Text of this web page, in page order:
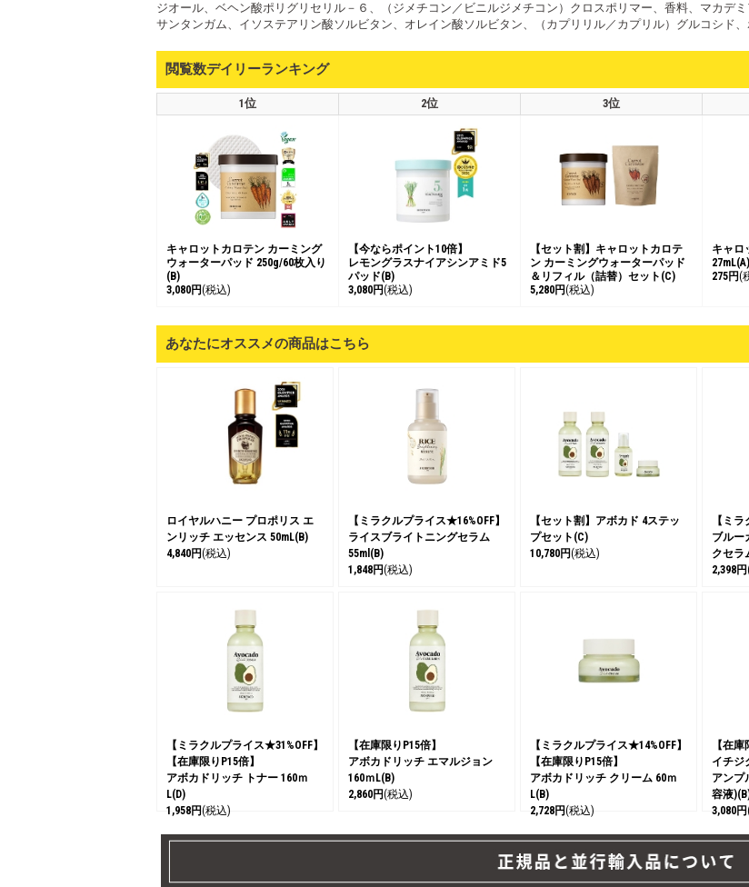
ジオール、ベヘン酸ポリグリセリル－６、（ジメチコン／ビニルジメチコン）クロスポリマー、香料、マカデ
サンタンガム、イソステアリン酸ソルビタン、オレイン酸ソルビタン、（カプリリル／カプリル）グルコシド
閲覧数デイリーランキング
1位 2位 3位
キャロットカロテン カーミング
ウォーターパッド 250g/60枚入り
(B)
3,080円(税込)
【今ならポイント10倍】
レモングラスナイアシンアミド5
パッド(B)
3,080円(税込)
【セット割】キャロットカロテ
ン カーミングウォーターパッド
＆リフィル（詰替）セット(C)
5,280円(税込)
キャロ
27mL(A)
275円(
あなたにオススメの商品はこちら
ロイヤルハニー プロポリス エ
ンリッチ エッセンス 50mL(B)
4,840円(税込)
【ミラクルプライス★16%OFF】
ライスブライトニングセラム
55ml(B)
1,848円(税込)
【セット割】アボカド 4ステッ
プセット(C)
10,780円(税込)
【ミ
ブルー
クセラ
2,398円
【ミラクルプライス★31%OFF】
【在庫限りP15倍】
アボカドリッチ トナー 160ｍ
L(D)
1,958円(税込)
【在庫限りP15倍】
アボカドリッチ エマルジョン
160ｍL(B)
2,860円(税込)
【ミラクルプライス★14%OFF】
【在庫限りP15倍】
アボカドリッチ クリーム 60ｍ
L(B)
2,728円(税込)
【在庫
イチジ
アンプ
容液
3,080円